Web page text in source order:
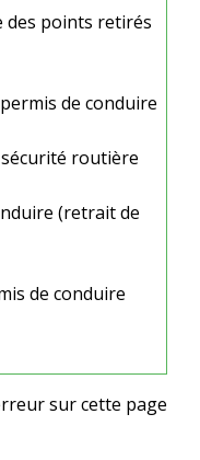
des points retirés
de conduire
routière
(retrait de
de conduire
sur cette page